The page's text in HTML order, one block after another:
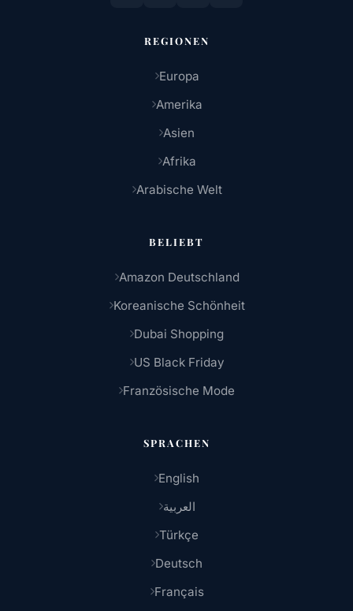
REGIONEN
Europa
Amerika
Asien
Afrika
Arabische Welt
BELIEBT
Amazon Deutschland
Koreanische Schönheit
Dubai Shopping
US Black Friday
Französische Mode
SPRACHEN
English
العربية
Türkçe
Deutsch
Français